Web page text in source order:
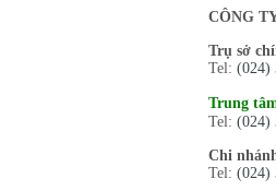
CÔNG
Trụ sở
Tel: (024)
Trung
Tel: (024)
Chi
Tel: (024)